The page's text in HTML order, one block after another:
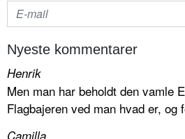
Nyeste kommentarer
Henrik
Men man har beholdt den vamle
Flagbajeren ved man hvad er, og
Camilla